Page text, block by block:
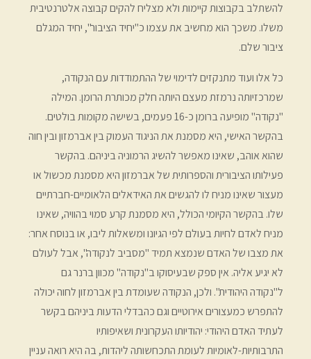
להשתלב בקבוצות קיימות ולא מצליח להקים קבוצה אלטרנטיבית
משלו. משכך הוא מחשיב את עצמו כ"יחיד הציבור", יחיד המגלם
ציבור שלם.
כל אלו ועוד מתנקזים לדימוי של ההתמודדות עם הנקודה,
שמרכזיותה נרמזת מעצם היותה חלק מכותרת הרומן. המילה
"נקודה" מופיעה ברומן כ-16 פעמים, בשישה מקומות בולטים.
בהקשר האישי, היא מסמנת את הניגוד העמוק בין אברמזון ובין חוה
שהוא אוהב, שאינו מאפשר להשיג הרמוניה ביניהם. בהקשר
פעילותו הציבורית והספרותית של אברמזון היא מסמנת מכשול או
מעצור שאינו מניח לו להגשים את האידאלים הלאומיים-חברתיים
שלו. בהקשר הקיומי הכולל, היא מסמנת קרע סמוי בהוויה, שאינו
מניח לאדם לחיות בעולם לפי הגיונו ומשאלות ליבו, או בנוסח אחר:
את מצבו של האדם שנמצא תמיד "מסביב לנקודה", אבל לעולם
לא יגיע אליה. אין ספק שבעיסוקו ב"נקודה" מכוון ברנר גם
ל"נקודה היהודית". ולכן, הנקודה שעומדת בין אברמזון לחוה יכולה
להתפרש כמעצורים אירוטיים וגם כהבדלי הדעות ביניהם בקשר
לעתיד האדם היהודי: יהודיותו העקרונית ושאיפותיו
התרבותיות-לאומיות לעומת התכחשותה ליהדות, בה היא רואה עניין